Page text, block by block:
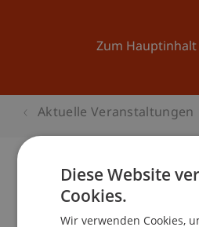
Zum Hauptinhalt
Aktuelle Veranstaltungen
Sorgfaltspflichten für
Diese Website
Cookies.
Wir verwenden Cookies,